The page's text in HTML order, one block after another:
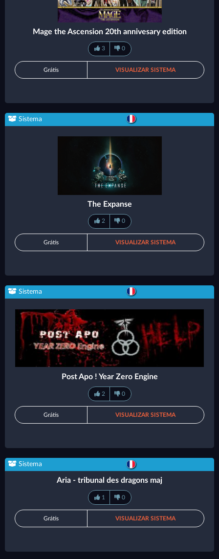
Mage the Ascension 20th annivesary edition
3 0
Grátis VISUALIZAR SISTEMA
Sistema
The Expanse
2 0
Grátis VISUALIZAR SISTEMA
Sistema
Post Apo ! Year Zero Engine
2 0
Grátis VISUALIZAR SISTEMA
Sistema
Aria - tribunal des dragons maj
1 0
Grátis VISUALIZAR SISTEMA